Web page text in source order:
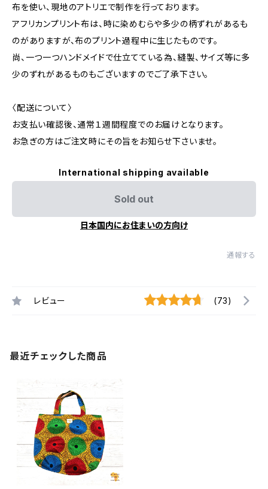
布を使い、現地のアトリエで制作を行っております。
アフリカンプリント布は、時に染めむらや多少の柄ずれがあるも
のがありますが、布のプリント過程中に生じたものです。
尚、一つ一つハンドメイドで仕立てている為、縫製、サイズ等に多
少のずれがあるものもございますのでご了承下さい。
〈配送について〉
お支払い確認後、通常１週間程度でのお届けとなります。
お急ぎの方はご注文時にその旨をお知らせ下さいませ。
International shipping available
Sold out
日本国内にお住まいの方向け
通報する
レビュー (73)
最近チェックした商品